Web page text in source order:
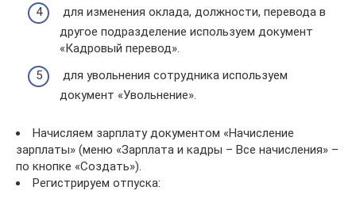
для изменения оклада, должности, перевода в
другое подразделение используем документ
«Кадровый перевод».
для увольнения сотрудника используем
документ «Увольнение».
Начисляем зарплату документом «Начисление
зарплаты» (меню «Зарплата и кадры – Все начисления» –
по кнопке «Создать»).
Регистрируем отпуска: